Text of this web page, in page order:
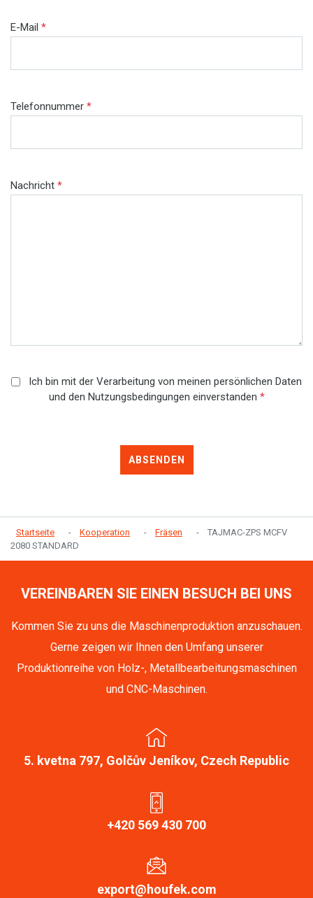
E-Mail *
Telefonnummer *
Nachricht *
Ich bin mit der Verarbeitung von meinen persönlichen Daten
und den Nutzungsbedingungen einverstanden *
ABSENDEN
Startseite Kooperation Fräsen
TAJMAC-ZPS MCFV
2080 STANDARD
VEREINBAREN SIE EINEN BESUCH BEI UNS
Kommen Sie zu uns die Maschinenproduktion anzuschauen.
Gerne zeigen wir Ihnen den Umfang unserer
Produktionreihe von Holz-, Metallbearbeitungsmaschinen
und CNC-Maschinen.
5. kvetna 797, Golčův Jeníkov, Czech Republic
+420 569 430 700
export@houfek.com